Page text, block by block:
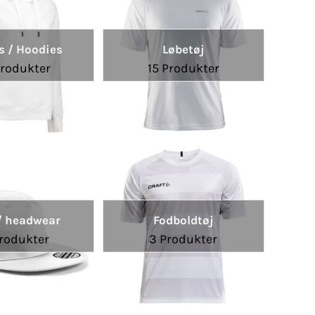
/ Hoodies Løbetøj
15 Produkter
headwear Fodboldtøj
3 Produkter